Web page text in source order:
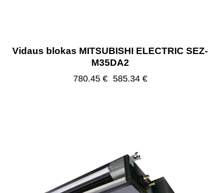
Vidaus blokas MITSUBISHI ELECTRIC SEZ-
M35DA2
780.45 € 585.34 €